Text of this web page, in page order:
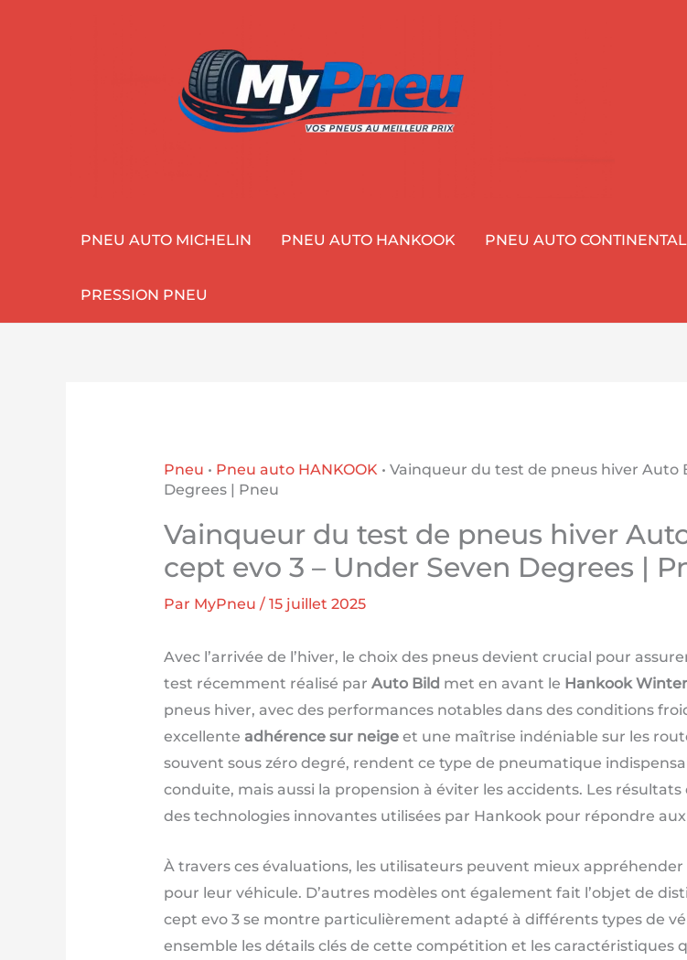
PNEU AUTO MICHELIN PNEU AUTO HANKOOK PNEU AUTO CONTINENTAL
PRESSION PNEU
Pneu • Pneu auto HANKOOK• Vainqueur du test de pneus hiver Auto
Degrees | Pneu
Vainqueur du test de pneus hiver
cept evo 3 – Under Seven Degrees |
Par MyPneu / 15 juillet 2025
Avec l’arrivée de l’hiver, le choix des pneus devient crucial pour
test récemment réalisé par Auto Bild met en avant le Hankook
pneus hiver, avec des performances notables dans des conditions
excellente adhérence sur neigeet une maîtrise indéniable sur les
souvent sous zéro degré, rendent ce type de pneumatique
conduite, mais aussi la propension à éviter les accidents. Les
des technologies innovantes utilisées par Hankook pour répondre
À travers ces évaluations, les utilisateurs peuvent mieux
pour leur véhicule. D’autres modèles ont également fait l’objet de
cept evo 3 se montre particulièrement adapté à différents types de
ensemble les détails clés de cette compétition et les caractéristiques